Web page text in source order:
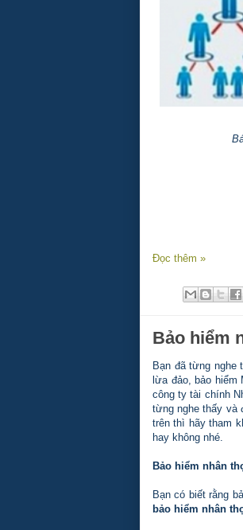
Đọc thêm »
Bảo hiểm
Bạn đã từng nghe
lừa đảo, bảo hiểm
công ty tài chính
từng nghe thấy và
trên thì hãy tham
hay không nhé.
Bảo hiểm nhân
Bạn có biết rằng
bảo hiểm nhân